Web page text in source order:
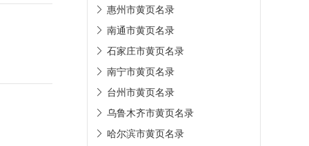
惠州市黄页名录
南通市黄页名录
石家庄市黄页名录
南宁市黄页名录
台州市黄页名录
乌鲁木齐市黄页名录
哈尔滨市黄页名录